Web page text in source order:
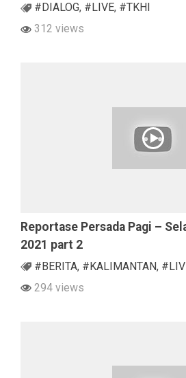
#DIALOG, #LIVE, #TKHI
312 views
Reportase Persada Pagi –
2021 part 2
#BERITA, #KALIMANTAN,
294 views